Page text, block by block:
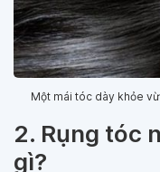
Một mái tóc dày khỏe
2. Rụng tóc
gì?